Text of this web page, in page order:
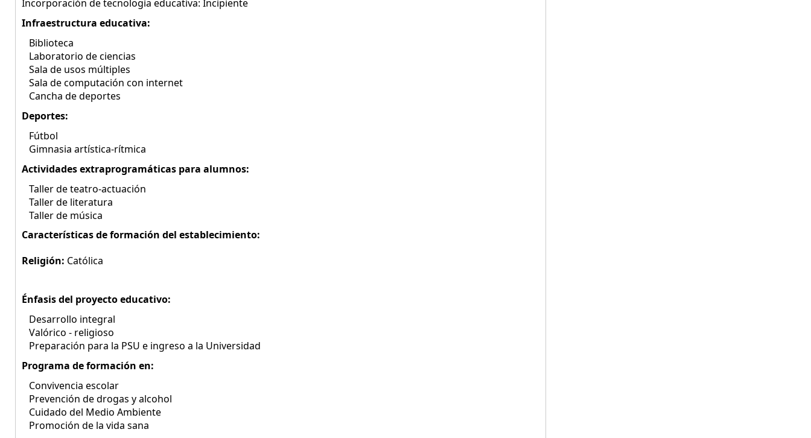
Incorporación de tecnología educativa: Incipiente
Infraestructura educativa:
Biblioteca
Laboratorio de ciencias
Sala de usos múltiples
Sala de computación con internet
Cancha de deportes
Deportes:
Fútbol
Gimnasia artística-rítmica
Actividades extraprogramáticas para alumnos:
Taller de teatro-actuación
Taller de literatura
Taller de música
Características de formación del establecimiento:
Religión: Católica
Énfasis del proyecto educativo:
Desarrollo integral
Valórico - religioso
Preparación para la PSU e ingreso a la Universidad
Programa de formación en:
Convivencia escolar
Prevención de drogas y alcohol
Cuidado del Medio Ambiente
Promoción de la vida sana